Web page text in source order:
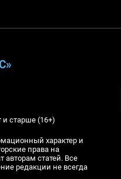
старше (16+)
характер и
права на
статей. Все
редакции не всегда